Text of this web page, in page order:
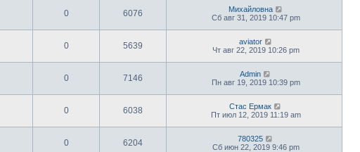
0 6076
Михайловна
Сб авг 31, 2019 10:47 pm
0 5639
aviator
Чт авг 22, 2019 10:26 pm
0 7146
Admin
Пн авг 19, 2019 10:39 pm
0 6038
Стас Ермак
Пт июл 12, 2019 11:19 am
0 6204
780325
Сб июн 22, 2019 9:46 pm